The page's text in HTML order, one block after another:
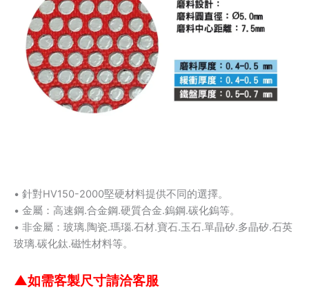
• 針對HV150-2000堅硬材料提供不同的選擇。
• 金屬：高速鋼.合金鋼.硬質合金.鎢鋼.碳化鎢等。
• 非金屬：玻璃.陶瓷.瑪瑙.石材.寶石.玉石.單晶矽.多晶矽.石英
玻璃.碳化鈦.磁性材料等。
▲如需客製尺寸請洽客服